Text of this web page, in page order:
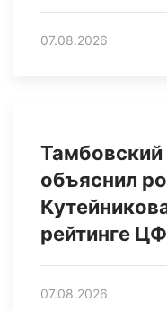
07.08.2026
Тамбовский
объяснил
рейтинге
07.08.2026